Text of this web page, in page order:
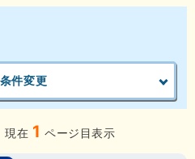
件変更
現在 1 ページ目表示